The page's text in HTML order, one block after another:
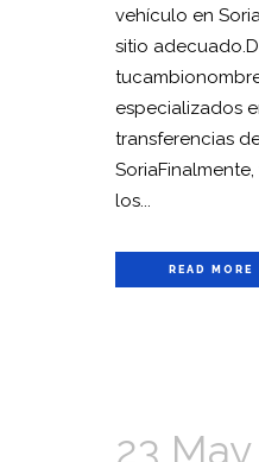
vehículo en
sitio
especializados
transferencias
los...
READ MORE
23 May